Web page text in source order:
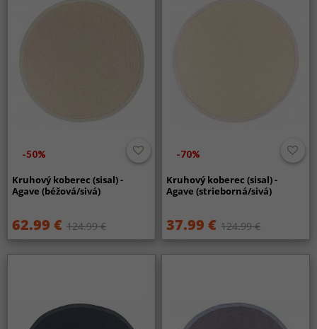
-50%
Kruhový koberec (sisal) -
Agave (béžová/sivá)
62.99 € 124.99 €
-70%
Kruhový koberec (sisal) -
Agave (strieborná/sivá)
37.99 € 124.99 €